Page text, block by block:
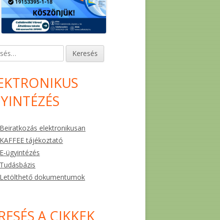
Beiratkozás elektronikusan
KAFFEE tájékoztató
E-ügyintézés
Tudásbázis
Letölthető dokumentumok
A CIKKEK